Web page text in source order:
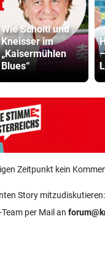
Wie Schoitl und
Kneisser im
„Kaisermühlen
Blues“
Zeitpunkt kein
Story mitzudiskutieren:
per Mail an